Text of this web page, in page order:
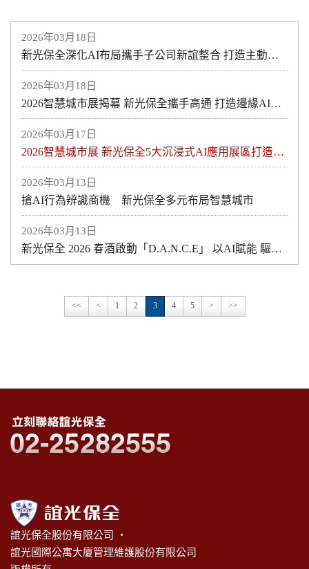
2026年03月18日
新光保全深化AI布局攜手子公司新誼整合 打造主動式智慧防護新模式助力醫療與產業安全升級
2026年03月18日
2026智慧城市展揭幕 新光保全攜手高通 打造邊緣AI智慧防護新紀元
2026年03月17日
2026智慧城市展 新光保全5大沉浸式AI應用展區打造全方位空間安全規劃
2026年03月13日
搶AI行為辨識商機 新光保全多元布局智慧城市
2026年03月13日
新光保全 2026 春酒啟動「D.A.N.C.E」 以AI賦能 驅動安全科技與營運升級
<< < 1 2 3 4 5 > >>
誼光保全股份有限公司 ‧
誼光國際公寓大廈管理維護股份有限公司